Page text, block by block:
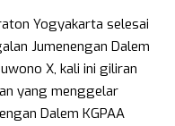
Yogyakarta selesai
Jumenengan Dalem
X, kali ini giliran
yang menggelar
Dalem KGPAA